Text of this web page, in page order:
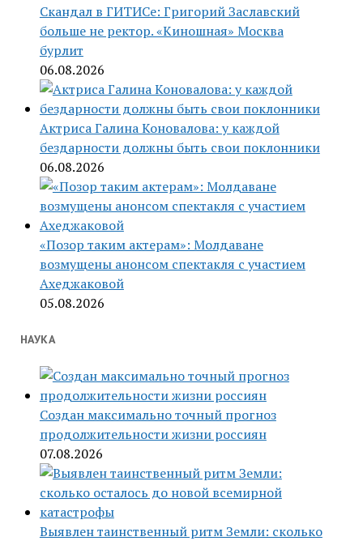
Скандал в ГИТИСе: Григорий Заславский
больше не ректор. «Киношная» Москва
бурлит
06.08.2026
Актриса Галина Коновалова: у каждой
бездарности должны быть свои поклонники
06.08.2026
«Позор таким актерам»: Молдаване
возмущены анонсом спектакля с участием
Ахеджаковой
05.08.2026
НАУКА
Создан максимально точный прогноз
продолжительности жизни россиян
07.08.2026
Выявлен таинственный ритм Земли: сколько